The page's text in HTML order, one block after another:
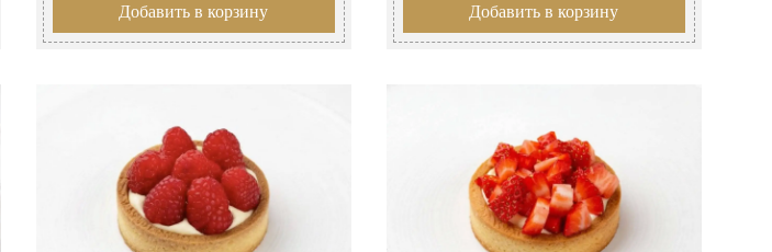
Добавить в корзину Добавить в корзину